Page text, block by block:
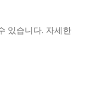
있습니다. 자세한